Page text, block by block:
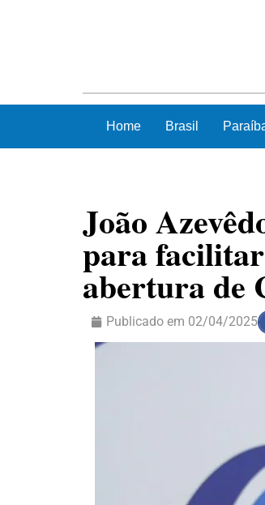
Home Brasil
João
para
abertura de
Publicado em 02/04/2025